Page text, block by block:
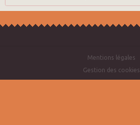
Mentions légales
Gestion des cookies